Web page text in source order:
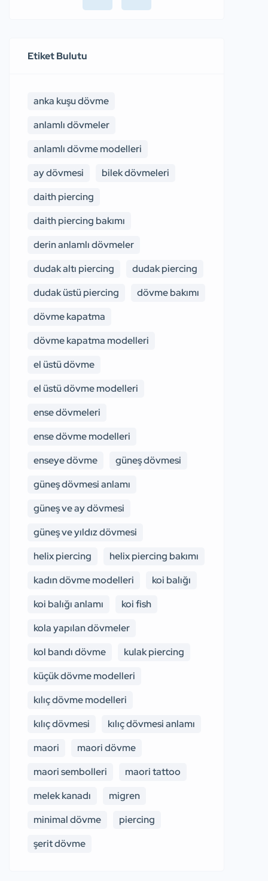
Etiket Bulutu
anka kuşu dövme
anlamlı dövmeler
anlamlı dövme modelleri
ay dövmesi
bilek dövmeleri
daith piercing
daith piercing bakımı
derin anlamlı dövmeler
dudak altı piercing
dudak piercing
dudak üstü piercing
dövme bakımı
dövme kapatma
dövme kapatma modelleri
el üstü dövme
el üstü dövme modelleri
ense dövmeleri
ense dövme modelleri
enseye dövme
güneş dövmesi
güneş dövmesi anlamı
güneş ve ay dövmesi
güneş ve yıldız dövmesi
helix piercing
helix piercing bakımı
kadın dövme modelleri
koi balığı
koi balığı anlamı
koi fish
kola yapılan dövmeler
kol bandı dövme
kulak piercing
küçük dövme modelleri
kılıç dövme modelleri
kılıç dövmesi
kılıç dövmesi anlamı
maori
maori dövme
maori sembolleri
maori tattoo
melek kanadı
migren
minimal dövme
piercing
şerit dövme